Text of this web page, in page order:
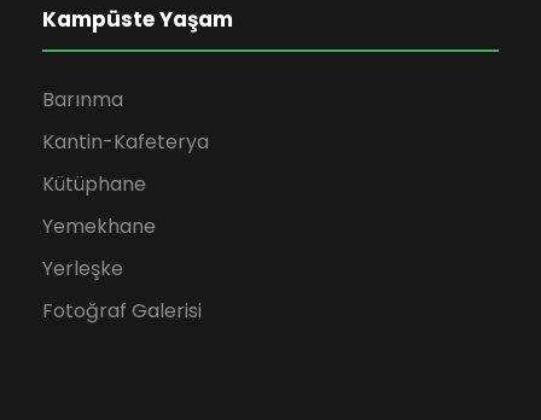
Kampüste Yaşam
Barınma
Kantin-Kafeterya
Kütüphane
Yemekhane
Yerleşke
Fotoğraf Galerisi